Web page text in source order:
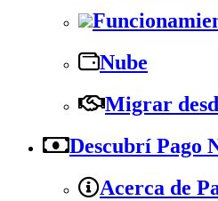
Nube
Migrar
Descubrí Pago
Acerca de